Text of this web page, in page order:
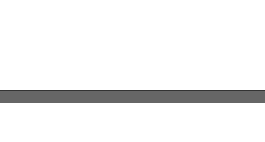
Telefon:0104012779